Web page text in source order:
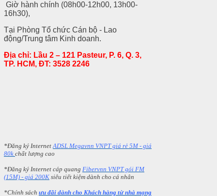
Giờ hành chính (08h00-12h00, 13h00-
16h30),
Tại Phòng Tổ chức Cán bộ - Lao
động/Trung tâm Kinh doanh.
Địa chỉ: Lầu 2 – 121 Pasteur, P. 6, Q. 3,
TP. HCM, ĐT: 3528 2246
*Đăng ký InternetADSL Megavnn VNPT giá rẻ 5M - giá
80k chất lượng cao
*Đăng ký Internet cáp quang Fibervnn VNPT gói FM
(15M) - giá 200K siêu tiết kiệm dành cho cá nhân
*Chính sách ưu đãi dành cho Khách hàng từ nhà mạng